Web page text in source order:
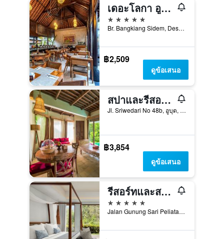
เดอะโลกา อูบุด รีสอร์ทวิลล่าส์แอนด์สปา
5 ดาว
Br. Bangkiang Sidem, Desa Keliki, Tegallalang, 4, อูบุด, อินโดนีเซีย
฿2,509
ดูข้อเสนอ
สปาและรีสอร์ท The Udaya
Jl. Sriwedari No 48b, อูบุด, อินโดนีเซีย
฿3,854
ดูข้อเสนอ
รีสอร์ทและสปา Maya Ubud
5 ดาว
Jalan Gunung Sari Peliatan, P.O. Box 1001, อูบุด, อินโดนีเซีย